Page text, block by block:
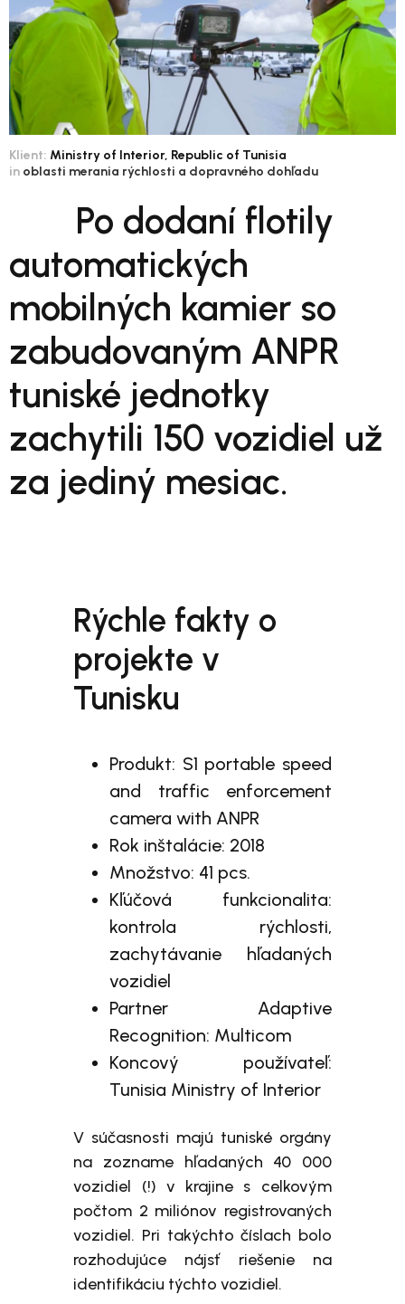
Klient: Ministry of Interior, Republic of Tunisia
in oblasti merania rýchlosti a dopravného dohľadu
Po dodaní flotily
automatických
mobilných kamier so
zabudovaným ANPR
tuniské jednotky
zachytili 150 vozidiel už
za jediný mesiac.
Rýchle fakty o
projekte v
Tunisku
Produkt: S1 portable speed
and traffic enforcement
camera with ANPR
Rok inštalácie: 2018
Množstvo: 41 pcs.
Kľúčová funkcionalita:
kontrola rýchlosti,
zachytávanie hľadaných
vozidiel
Partner Adaptive
Recognition: Multicom
Koncový používateľ:
Tunisia Ministry of Interior
V súčasnosti majú tuniské orgány
na zozname hľadaných 40 000
vozidiel (!) v krajine s celkovým
počtom 2 miliónov registrovaných
vozidiel. Pri takýchto číslach bolo
rozhodujúce nájsť riešenie na
identifikáciu týchto vozidiel.